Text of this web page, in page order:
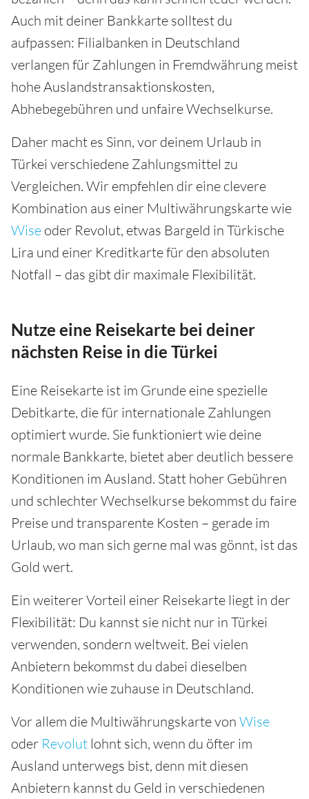
Auch mit deiner Bankkarte solltest du
aufpassen: Filialbanken in Deutschland
verlangen für Zahlungen in Fremdwährung meist
hohe Auslandstransaktionskosten,
Abhebegebühren und unfaire Wechselkurse.
Daher macht es Sinn, vor deinem Urlaub in
Türkei verschiedene Zahlungsmittel zu
Vergleichen. Wir empfehlen dir eine clevere
Kombination aus einer Multiwährungskarte wie
Wise oder Revolut, etwas Bargeld in Türkische
Lira und einer Kreditkarte für den absoluten
Notfall – das gibt dir maximale Flexibilität.
Nutze eine Reisekarte bei deiner
nächsten Reise in die Türkei
Eine Reisekarte ist im Grunde eine spezielle
Debitkarte, die für internationale Zahlungen
optimiert wurde. Sie funktioniert wie deine
normale Bankkarte, bietet aber deutlich bessere
Konditionen im Ausland. Statt hoher Gebühren
und schlechter Wechselkurse bekommst du faire
Preise und transparente Kosten – gerade im
Urlaub, wo man sich gerne mal was gönnt, ist das
Gold wert.
Ein weiterer Vorteil einer Reisekarte liegt in der
Flexibilität: Du kannst sie nicht nur in Türkei
verwenden, sondern weltweit. Bei vielen
Anbietern bekommst du dabei dieselben
Konditionen wie zuhause in Deutschland.
Vor allem die Multiwährungskarte von Wise
oder Revolut lohnt sich, wenn du öfter im
Ausland unterwegs bist, denn mit diesen
Anbietern kannst du Geld in verschiedenen